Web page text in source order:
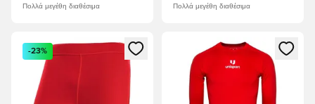
Πολλά μεγέθη διαθέσιμα Πολλά μεγέθη διαθέσιμα
Ανοίγει ένα Modal για να συνδεθείτε ή να εγγραφείτε ως
-23%
Ανοίγει ένα Modal για να